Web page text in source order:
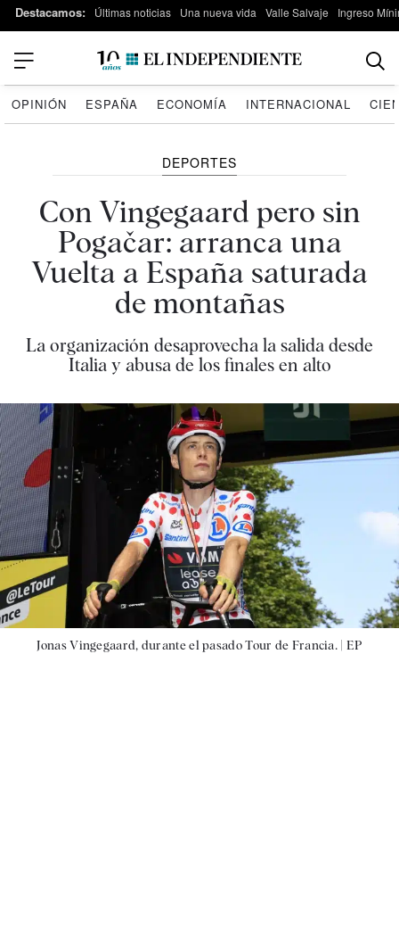
Destacamos: Últimas noticias Una nueva vida Valle Salvaje Ingreso
OPINIÓN ESPAÑA ECONOMÍA INTERNACIONAL
DEPORTES
Con Vingegaard pero sin
Pogačar: arranca una
Vuelta a España saturada
de montañas
La organización desaprovecha la salida desde
Italia y abusa de los finales en alto
Jonas Vingegaard, durante el pasado Tour de Francia. | EP